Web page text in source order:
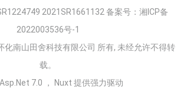
2021SR1661132 备案号： 湘ICP备
2022003536号-1
化南山田舍科技有限公司 所有, 未经允许不得转
载。
7.0 ， Nuxt 提供强力驱动